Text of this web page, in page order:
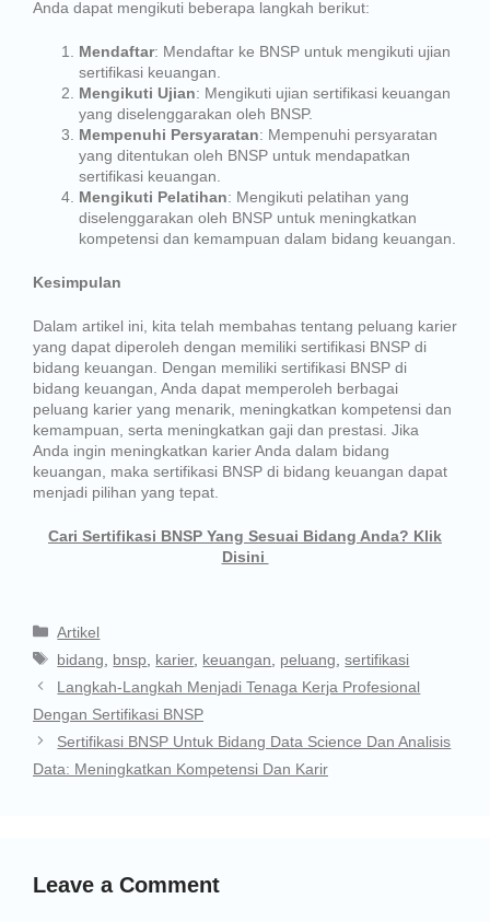
Anda dapat mengikuti beberapa langkah berikut:
Mendaftar: Mendaftar ke BNSP untuk mengikuti ujian
sertifikasi keuangan.
Mengikuti Ujian: Mengikuti ujian sertifikasi keuangan
yang diselenggarakan oleh BNSP.
Mempenuhi Persyaratan: Mempenuhi persyaratan
yang ditentukan oleh BNSP untuk mendapatkan
sertifikasi keuangan.
Mengikuti Pelatihan: Mengikuti pelatihan yang
diselenggarakan oleh BNSP untuk meningkatkan
kompetensi dan kemampuan dalam bidang keuangan.
Kesimpulan
Dalam artikel ini, kita telah membahas tentang peluang karier
yang dapat diperoleh dengan memiliki sertifikasi BNSP di
bidang keuangan. Dengan memiliki sertifikasi BNSP di
bidang keuangan, Anda dapat memperoleh berbagai
peluang karier yang menarik, meningkatkan kompetensi dan
kemampuan, serta meningkatkan gaji dan prestasi. Jika
Anda ingin meningkatkan karier Anda dalam bidang
keuangan, maka sertifikasi BNSP di bidang keuangan dapat
menjadi pilihan yang tepat.
Cari Sertifikasi BNSP Yang Sesuai Bidang Anda? Klik
Disini
Artikel
bidang
bnsp karier, keuangan peluang ,sertifikasi
Langkah-Langkah Menjadi Tenaga Kerja Profesional
Dengan Sertifikasi BNSP
Sertifikasi BNSP Untuk Bidang Data Science Dan Analisis
Data: Meningkatkan Kompetensi Dan Karir
Leave a Comment